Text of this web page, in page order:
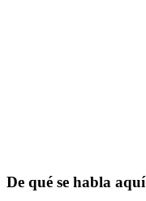
De qué se habla aquí